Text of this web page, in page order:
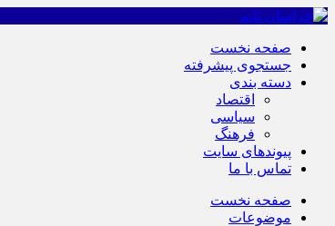
صفحه نخست
جستجوی پیشرفته
دسته بندی
اقتصاد
سیاسی
فرهنگ
پیوندهای سایت
تماس با ما
صفحه نخست
موضوعات